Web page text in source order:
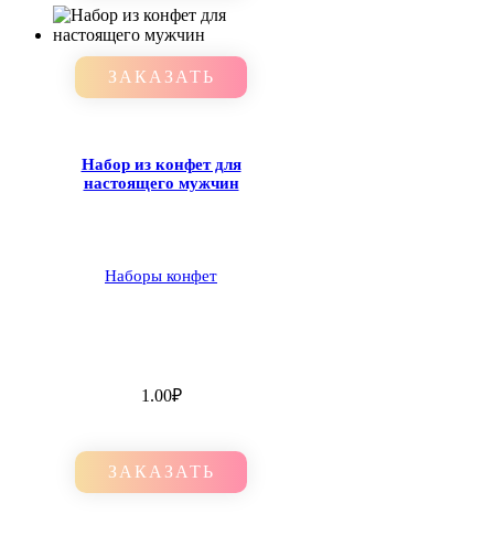
ЗАКАЗАТЬ
Набор из конфет для
настоящего мужчин
Наборы конфет
1.00₽
ЗАКАЗАТЬ